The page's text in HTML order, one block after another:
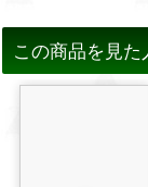
この商品を見た